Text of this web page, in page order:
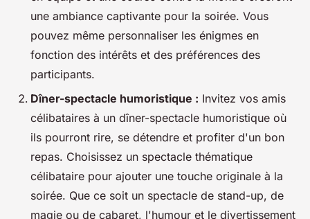
une ambiance captivante pour la soirée. Vous
pouvez même personnaliser les énigmes en
fonction des intérêts et des préférences des
participants.
Dîner-spectacle humoristique : Invitez vos amis
célibataires à un dîner-spectacle humoristique où
ils pourront rire, se détendre et profiter d'un bon
repas. Choisissez un spectacle thématique
célibataire pour ajouter une touche originale à la
soirée. Que ce soit un spectacle de stand-up, de
magie ou de cabaret, l'humour et le divertissement